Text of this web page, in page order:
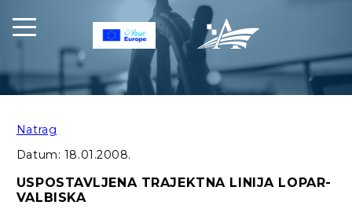
Natrag
Datum: 18.01.2008.
USPOSTAVLJENA TRAJEKTNA LINIJA LOPAR-
VALBISKA